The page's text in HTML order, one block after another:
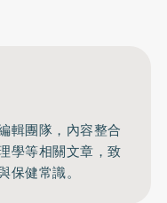
輯團隊，內容整合
學等相關文章，致
健常識。